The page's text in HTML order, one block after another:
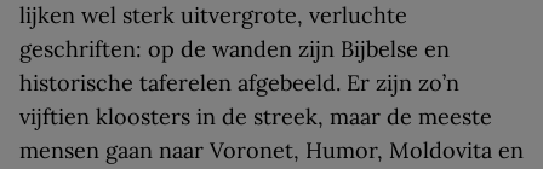
lijken wel sterk uitvergrote, verluchte
geschriften: op de wanden zijn Bijbelse en
historische taferelen afgebeeld. Er zijn zo’n
vijftien kloosters in de streek, maar de meeste
mensen gaan naar Voronet, Humor, Moldovita en